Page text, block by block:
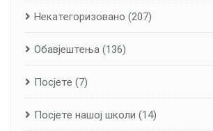
Некатегоризовано (207)
Обавјештења (136)
Посјете (7)
Посјете нашој школи (14)